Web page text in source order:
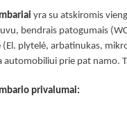
yra su atskiromis
bendrais patogumais
plytelė, arbatinukas,
automobiliui prie pat namo.
privalumai: